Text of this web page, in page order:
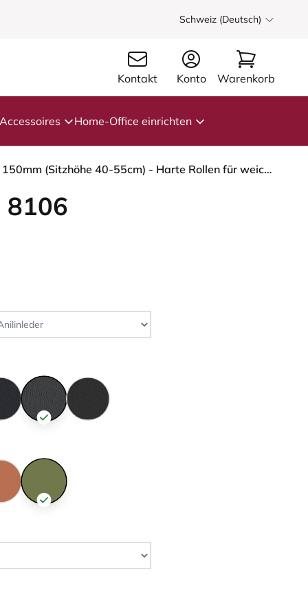
Schweiz (Deutsch)
Kontakt Konto Warenkorb
Accessoires Home-Office einrichten
HÅG Capisco 8106 - Paloma Soft (Wollsdorf) - Semi-Anilinleder - ATG55206 - Grey - Moss Grey - 150mm (Sitzhöhe 40-55cm) - Harte Rollen für weiche Böden
8106